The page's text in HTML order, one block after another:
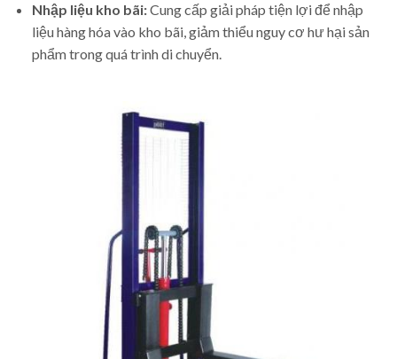
Nhập liệu kho bãi:Cung cấp giải pháp tiện lợi để nhập
liệu hàng hóa vào kho bãi, giảm thiểu nguy cơ hư hại sản
phẩm trong quá trình di chuyển.